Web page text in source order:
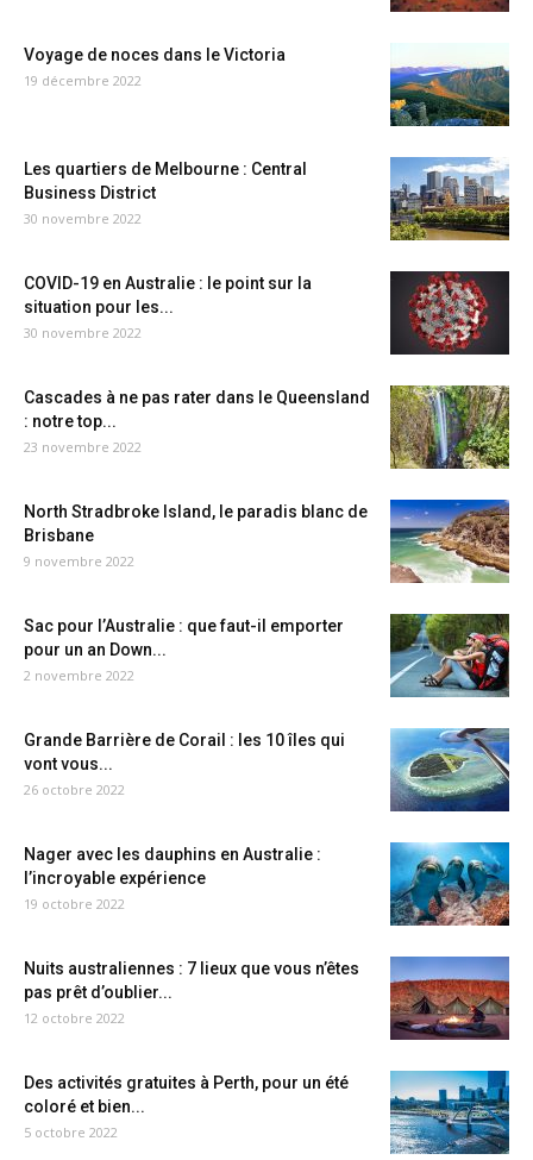
Voyage de noces dans le Victoria
19 décembre 2022
Les quartiers de Melbourne : Central
Business District
30 novembre 2022
COVID-19 en Australie : le point sur la
situation pour les...
30 novembre 2022
Cascades à ne pas rater dans le Queensland
: notre top...
23 novembre 2022
North Stradbroke Island, le paradis blanc de
Brisbane
9 novembre 2022
Sac pour l’Australie : que faut-il emporter
pour un an Down...
2 novembre 2022
Grande Barrière de Corail : les 10 îles qui
vont vous...
26 octobre 2022
Nager avec les dauphins en Australie :
l’incroyable expérience
19 octobre 2022
Nuits australiennes : 7 lieux que vous n’êtes
pas prêt d’oublier...
12 octobre 2022
Des activités gratuites à Perth, pour un été
coloré et bien...
5 octobre 2022